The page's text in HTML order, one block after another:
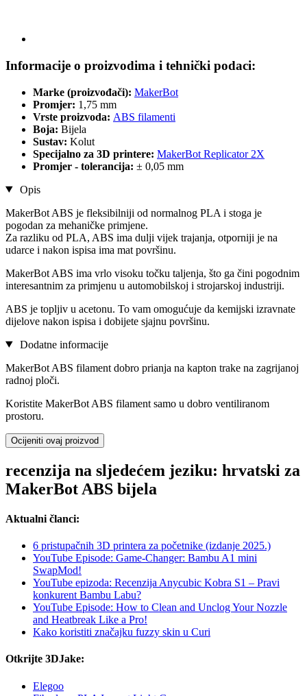
Informacije o proizvodima i tehnički podaci:
Marke (proizvođači): MakerBot
Promjer: 1,75 mm
Vrste proizvoda: ABS filamenti
Boja: Bijela
Sustav: Kolut
Specijalno za 3D printere: MakerBot Replicator 2X
Promjer - tolerancija: ± 0,05 mm
Opis
MakerBot ABS je fleksibilniji od normalnog PLA i stoga je
pogodan za mehaničke primjene.
Za razliku od PLA, ABS ima dulji vijek trajanja, otporniji je na
udarce i nakon ispisa ima mat površinu.
MakerBot ABS ima vrlo visoku točku taljenja, što ga čini pogodnim
interesantnim za primjenu u automobilskoj i strojarskoj industriji.
ABS je topljiv u acetonu. To vam omogućuje da kemijski izravnate
dijelove nakon ispisa i dobijete sjajnu površinu.
Dodatne informacije
MakerBot ABS filament dobro prianja na kapton trake na zagrijanoj
radnoj ploči.
Koristite MakerBot ABS filament samo u dobro ventiliranom
prostoru.
Ocijeniti ovaj proizvod
recenzija na sljedećem jeziku: hrvatski za
MakerBot ABS bijela
Aktualni članci:
6 pristupačnih 3D printera za početnike (izdanje 2025.)
YouTube Episode: Game-Changer: Bambu A1 mini
SwapMod!
YouTube epizoda: Recenzija Anycubic Kobra S1 – Pravi
konkurent Bambu Labu?
YouTube Episode: How to Clean and Unclog Your Nozzle
and Heatbreak Like a Pro!
Kako koristiti značajku fuzzy skin u Curi
Otkrijte 3DJake:
Elegoo